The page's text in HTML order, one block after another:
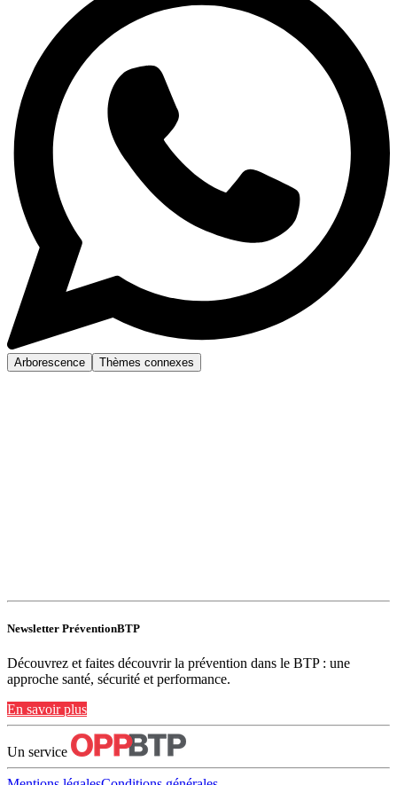
Arborescence Thèmes connexes
Newsletter PréventionBTP
Découvrez et faites découvrir la prévention dans le BTP : une
approche santé, sécurité et performance.
En savoir plus
Un service